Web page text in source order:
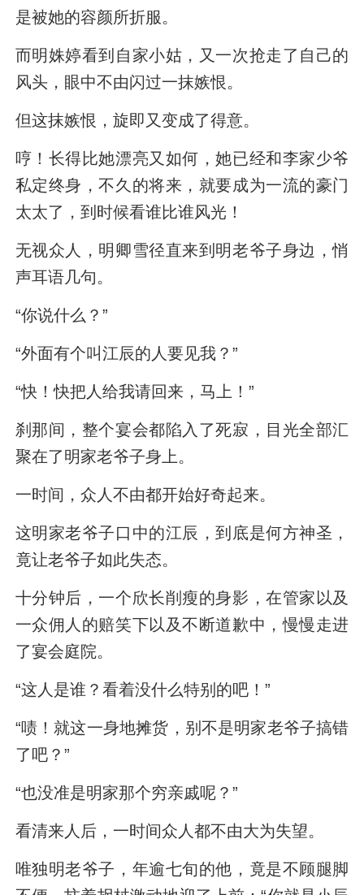
是被她的容颜所折服。
而明姝婷看到自家小姑，又一次抢走了自己的
风头，眼中不由闪过一抹嫉恨。
但这抹嫉恨，旋即又变成了得意。
哼！长得比她漂亮又如何，她已经和李家少爷
私定终身，不久的将来，就要成为一流的豪门
太太了，到时候看谁比谁风光！
无视众人，明卿雪径直来到明老爷子身边，悄
声耳语几句。
“你说什么？”
“外面有个叫江辰的人要见我？”
“快！快把人给我请回来，马上！”
刹那间，整个宴会都陷入了死寂，目光全部汇
聚在了明家老爷子身上。
一时间，众人不由都开始好奇起来。
这明家老爷子口中的江辰，到底是何方神圣，
竟让老爷子如此失态。
十分钟后，一个欣长削瘦的身影，在管家以及
一众佣人的赔笑下以及不断道歉中，慢慢走进
了宴会庭院。
“这人是谁？看着没什么特别的吧！”
“啧！就这一身地摊货，别不是明家老爷子搞错
了吧？”
“也没准是明家那个穷亲戚呢？”
看清来人后，一时间众人都不由大为失望。
唯独明老爷子，年逾七旬的他，竟是不顾腿脚